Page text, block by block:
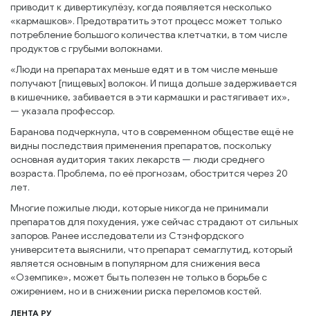
приводит к дивертикулёзу, когда появляется несколько
«кармашков». Предотвратить этот процесс может только
потребление большого количества клетчатки, в том числе
продуктов с грубыми волокнами.
«Люди на препаратах меньше едят и в том числе меньше
получают [пищевых] волокон. И пища дольше задерживается
в кишечнике, забивается в эти кармашки и растягивает их»,
— указала профессор.
Баранова подчеркнула, что в современном обществе ещё не
видны последствия применения препаратов, поскольку
основная аудитория таких лекарств — люди среднего
возраста. Проблема, по её прогнозам, обострится через 20
лет.
Многие пожилые люди, которые никогда не принимали
препаратов для похудения, уже сейчас страдают от сильных
запоров. Ранее исследователи из Стэнфордского
университета выяснили, что препарат семаглутид, который
является основным в популярном для снижения веса
«Оземпике», может быть полезен не только в борьбе с
ожирением, но и в снижении риска переломов костей.
ЛЕНТА РУ